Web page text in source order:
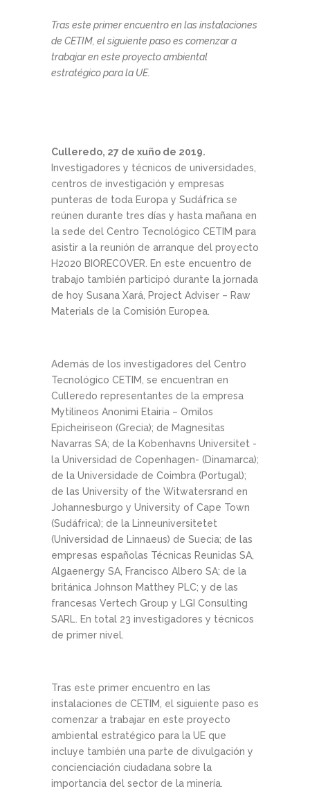
Tras este primer encuentro en las instalaciones
de CETIM, el siguiente paso es comenzar a
trabajar en este proyecto ambiental
estratégico para la UE.
Culleredo, 27 de xuño de 2019.
Investigadores y técnicos de universidades,
centros de investigación y empresas
punteras de toda Europa y Sudáfrica se
reúnen durante tres días y hasta mañana en
la sede del Centro Tecnológico CETIM para
asistir a la reunión de arranque del proyecto
H2020 BIORECOVER. En este encuentro de
trabajo también participó durante la jornada
de hoy Susana Xará, Project Adviser – Raw
Materials de la Comisión Europea.
Además de los investigadores del Centro
Tecnológico CETIM, se encuentran en
Culleredo representantes de la empresa
Mytilineos Anonimi Etairia – Omilos
Epicheiriseon (Grecia); de Magnesitas
Navarras SA; de la Kobenhavns Universitet -
la Universidad de Copenhagen- (Dinamarca);
de la Universidade de Coimbra (Portugal);
de las University of the Witwatersrand en
Johannesburgo y University of Cape Town
(Sudáfrica); de la Linneuniversitetet
(Universidad de Linnaeus) de Suecia; de las
empresas españolas Técnicas Reunidas SA,
Algaenergy SA, Francisco Albero SA; de la
británica Johnson Matthey PLC; y de las
francesas Vertech Group y LGI Consulting
SARL. En total 23 investigadores y técnicos
de primer nivel.
Tras este primer encuentro en las
instalaciones de CETIM, el siguiente paso es
comenzar a trabajar en este proyecto
ambiental estratégico para la UE que
incluye también una parte de divulgación y
concienciación ciudadana sobre la
importancia del sector de la minería.